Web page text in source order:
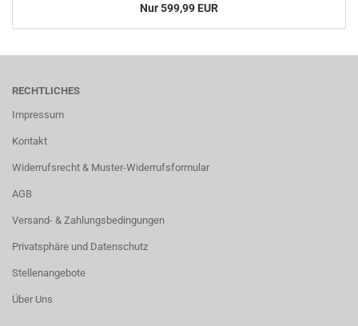
Nur 599,99 EUR
RECHTLICHES
Impressum
Kontakt
Widerrufsrecht & Muster-Widerrufsformular
AGB
Versand- & Zahlungsbedingungen
Privatsphäre und Datenschutz
Stellenangebote
Über Uns